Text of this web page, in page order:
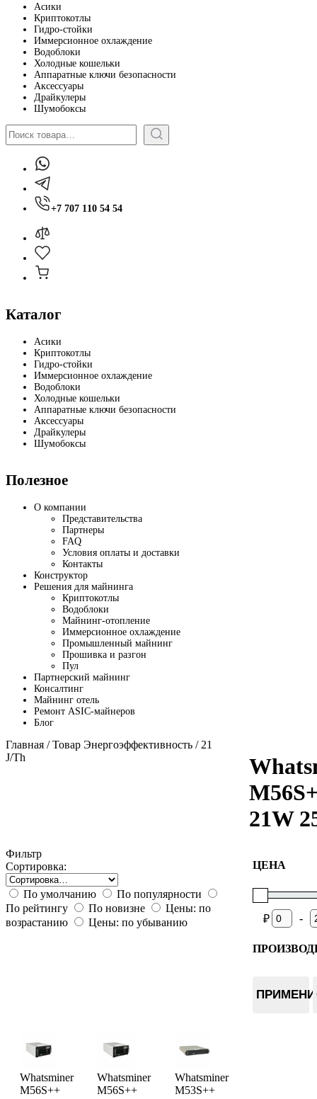
Асики
Криптокотлы
Гидро-стойки
Иммерсионное охлаждение
Водоблоки
Холодные кошельки
Аппаратные ключи безопасности
Аксессуары
Драйкулеры
Шумобоксы
Поиск
+7 707 110 54 54
Каталог
Асики
Криптокотлы
Гидро-стойки
Иммерсионное охлаждение
Водоблоки
Холодные кошельки
Аппаратные ключи безопасности
Аксессуары
Драйкулеры
Шумобоксы
Полезное
О компании
Представительства
Партнеры
FAQ
Условия оплаты и доставки
Контакты
Конструктор
Решения для майнинга
Криптокотлы
Водоблоки
Майнинг-отопление
Иммерсионное охлаждение
Промышленный майнинг
Прошивка и разгон
Пул
Партнерский майнинг
Консалтинг
Майнинг отель
Ремонт ASIC-майнеров
Блог
Главная / Товар Энергоэффективность / 21
J/Th
21W
Фильтр
Сортировка:
По умолчанию
По популярности
По рейтингу
По новизне
Цены: по
возрастанию
Цены: по убыванию
ЦЕНА
₽ -
Whatsminer
M56S++
Whatsminer
M56S++
Whatsminer
M53S++